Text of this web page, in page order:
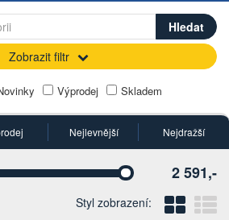
Zobrazit filtr
Výprodej Skladem
Nejlevnější Nejdražší
Vyberte 2 591,-
Styl zobrazení: